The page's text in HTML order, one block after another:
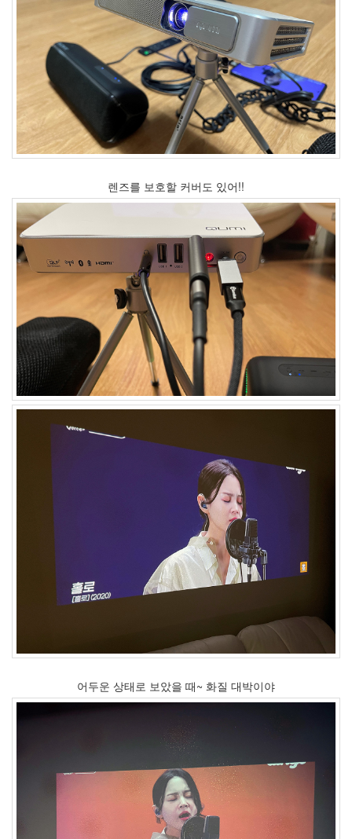
렌즈를 보호할 커버도 있어!!
어두운 상태로 보았을 때~ 화질 대박이야
년
월
년
51
2008
년
1
2008
년
2
월
7
2008
월
6
2008
년
4
월
3
8